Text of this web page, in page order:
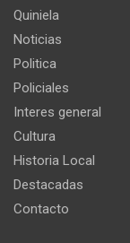
Quiniela
Noticias
Politica
Policiales
Interes general
Cultura
Historia Local
Destacadas
Contacto